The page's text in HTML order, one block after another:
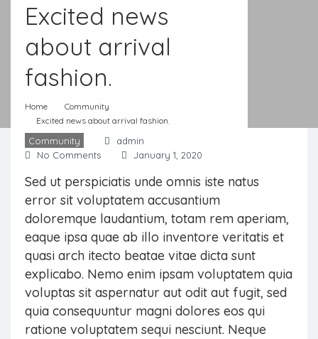
Excited news
about arrival
fashion.
Home
Community
Excited news about arrival fashion.
Community
admin
No Comments
January 1, 2020
Sed ut perspiciatis unde omnis iste natus
error sit voluptatem accusantium
doloremque laudantium, totam rem aperiam,
eaque ipsa quae ab illo inventore veritatis et
quasi arch itecto beatae vitae dicta sunt
explicabo. Nemo enim ipsam voluptatem quia
voluptas sit aspernatur aut odit aut fugit, sed
quia consequuntur magni dolores eos qui
ratione voluptatem sequi nesciunt. Neque